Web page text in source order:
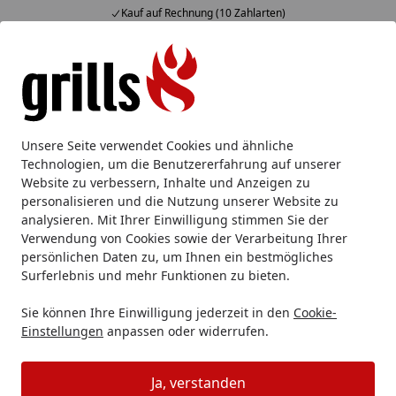
Unsere Seite verwendet Cookies und ähnliche
Technologien, um die Benutzererfahrung auf unserer
Website zu verbessern, Inhalte und Anzeigen zu
personalisieren und die Nutzung unserer Website zu
analysieren. Mit Ihrer Einwilligung stimmen Sie der
Verwendung von Cookies sowie der Verarbeitung Ihrer
persönlichen Daten zu, um Ihnen ein bestmögliches
Surferlebnis und mehr Funktionen zu bieten.
Sie können Ihre Einwilligung jederzeit in den Cookie-
Einstellungen anpassen oder widerrufen.
Ja, verstanden
Kauf auf Rechnung (10 Zahlarten)
Alle Produkte
Mein Konto
Suchen
Startseite
Big Green Egg Big Green Egg Merchandise & Lifestyle
Big Green Egg Golf
Ihre Artikelübersicht
Kategorien
Filter / Sortierung
14 Artikel gefunden